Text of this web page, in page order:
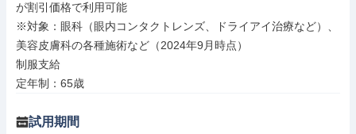
が割引価格で利用可能
※対象：眼科（眼内コンタクトレンズ、ドライアイ治療など）、
美容皮膚科の各種施術など（2024年9月時点）
制服支給
定年制：65歳
試用期間